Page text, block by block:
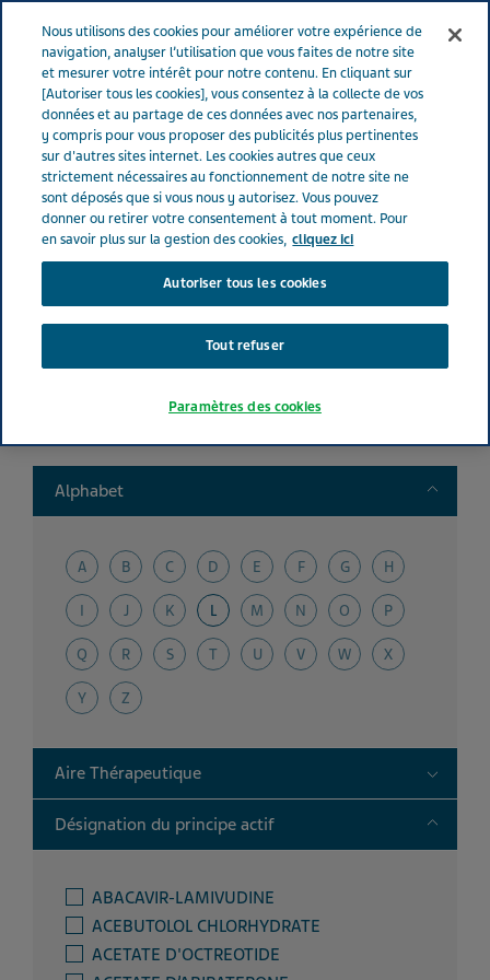
Menu
France Nos Produits Product catalog
Liste de nos médicaments
Search
Filtres clairs
Alphabet Toggle
A B C D E F G H
I J K L M N O P
Q R S T U V W X
Y Z
Aire Thérapeutique Toggle
Désignation du principe actif Toggle
ABACAVIR-LAMIVUDINE
ACEBUTOLOL CHLORHYDRATE
ACETATE D'OCTREOTIDE
Nous utilisons des cookies pour améliorer votre expérience de
navigation, analyser l’utilisation que vous faites de notre site
et mesurer votre intérêt pour notre contenu. En cliquant sur
[Autoriser tous les cookies], vous consentez à la collecte de vos
données et au partage de ces données avec nos partenaires,
y compris pour vous proposer des publicités plus pertinentes
sur d'autres sites internet. Les cookies autres que ceux
strictement nécessaires au fonctionnement de notre site ne
sont déposés que si vous nous y autorisez. Vous pouvez
donner ou retirer votre consentement à tout moment. Pour
en savoir plus sur la gestion des cookies, cliquez ici
Autoriser tous les cookies
Tout refuser
Paramètres des cookies